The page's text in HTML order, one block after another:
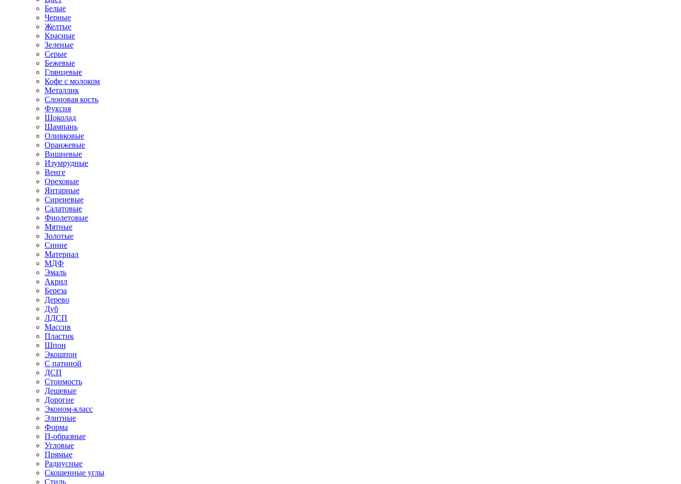
Белые
Черные
Желтые
Красные
Зеленые
Серые
Бежевые
Глянцевые
Кофе с молоком
Металлик
Слоновая кость
Фуксия
Шоколад
Шампань
Оливковые
Оранжевые
Вишневые
Изумрудные
Венге
Ореховые
Янтарные
Сиреневые
Салатовые
Фиолетовые
Мятные
Золотые
Синие
Материал
МДФ
Эмаль
Акрил
Береза
Дерево
Дуб
ЛДСП
Массив
Пластик
Шпон
Экошпон
С патиной
ДСП
Стоимость
Дешевые
Дорогие
Эконом-класс
Элитные
Форма
П-образные
Угловые
Прямые
Радиусные
Скошенные углы
Стиль